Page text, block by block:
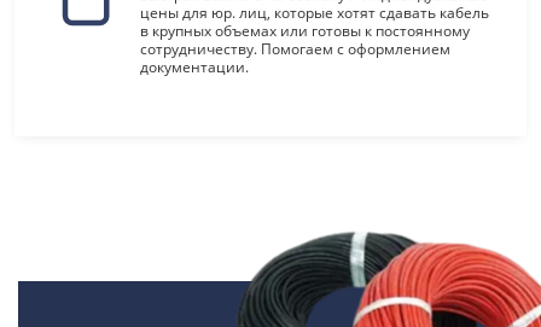
цены для юр. лиц, которые хотят сдавать кабель
в крупных объемах или готовы к постоянному
сотрудничеству. Помогаем с оформлением
документации.